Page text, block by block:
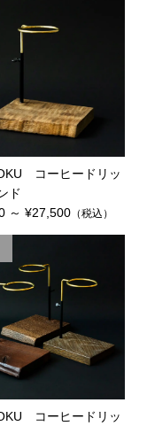
コーヒードリッ
ド
～ ¥27,500 （税込）
コーヒードリッ